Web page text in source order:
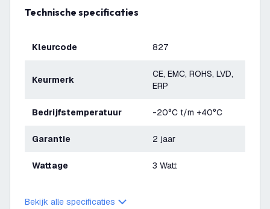
Technische specificaties
Kleurcode 827
Keurmerk
CE, EMC, ROHS, LVD,
ERP
Bedrijfstemperatuur -20°C t/m +40°C
Garantie 2 jaar
Wattage 3 Watt
Bekijk alle specificaties